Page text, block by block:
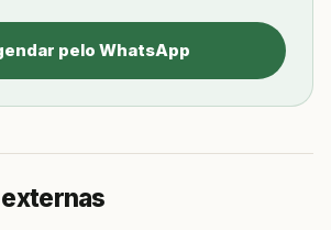
pelo WhatsApp